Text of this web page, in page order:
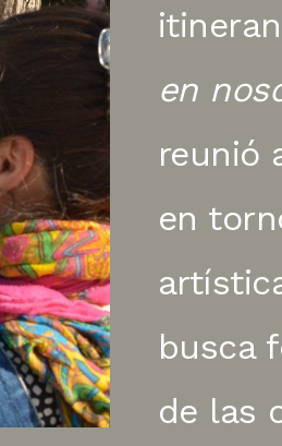
en
reunió
en
busca
de las